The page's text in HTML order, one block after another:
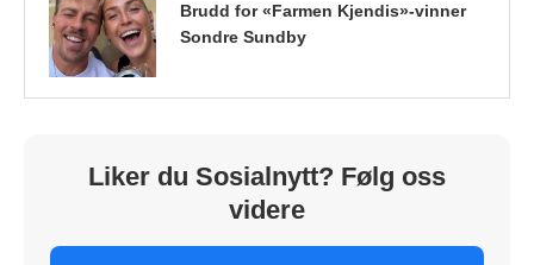
Brudd for «Farmen Kjendis»-vinner
Sondre Sundby
Liker du Sosialnytt? Følg oss
videre